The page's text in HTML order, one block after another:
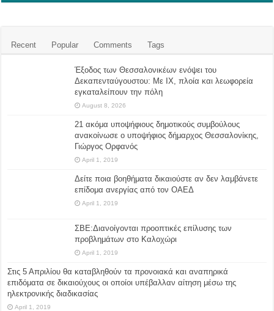
Recent Popular Comments Tags
Έξοδος των Θεσσαλονικέων ενόψει του
Δεκαπενταύγουστου: Με ΙΧ, πλοία και λεωφορεία
εγκαταλείπουν την πόλη
August 8, 2026
21 ακόμα υποψήφιους δημοτικούς συμβούλους
ανακοίνωσε ο υποψήφιος δήμαρχος Θεσσαλονίκης,
Γιώργος Ορφανός
April 1, 2019
Δείτε ποια βοηθήματα δικαιούστε αν δεν λαμβάνετε
επίδομα ανεργίας από τον ΟΑΕΔ
April 1, 2019
ΣΒΕ:Διανοίγονται προοπτικές επίλυσης των
προβλημάτων στο Καλοχώρι
April 1, 2019
Στις 5 Απριλίου θα καταβληθούν τα προνοιακά και αναπηρικά
επιδόματα σε δικαιούχους οι οποίοι υπέβαλλαν αίτηση μέσω της
ηλεκτρονικής διαδικασίας
April 1, 2019